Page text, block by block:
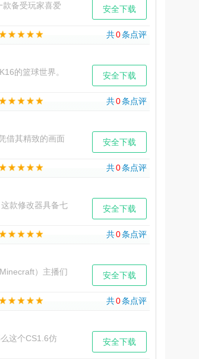
备受玩家喜爱
安全下载
共0条点评
的篮球世界。
安全下载
共0条点评
借其精致的画面
安全下载
共0条点评
款修改器具备七
安全下载
共0条点评
）主播们
安全下载
共0条点评
这个CS1.6仿
安全下载